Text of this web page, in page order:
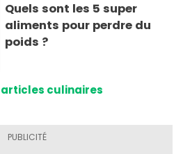
Quels sont les 5 super
aliments pour perdre du
poids ?
articles culinaires